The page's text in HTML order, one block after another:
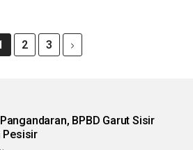
2 3
BPBD Garut Sisir
Pesisir